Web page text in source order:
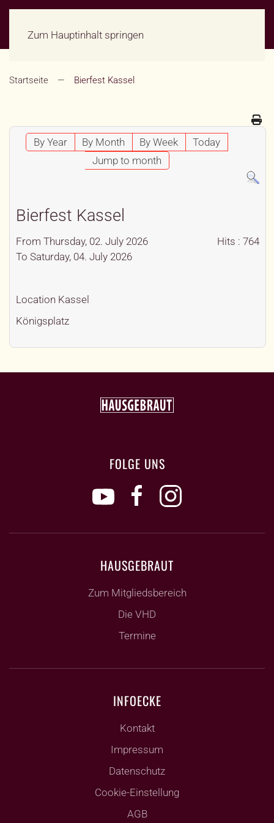
Zum Hauptinhalt springen
Startseite Bierfest Kassel
By Year By Month By Week
Today
Jump to month
Bierfest Kassel
From Thursday, 02. July 2026
To Saturday, 04. July 2026
Hits : 764
Location Kassel
Königsplatz
FOLGE UNS
HAUSGEBRAUT
Zum Mitgliedsbereich
Die VHD
Termine
INFOECKE
Kontakt
Impressum
Datenschutz
Cookie-Einstellung
AGB